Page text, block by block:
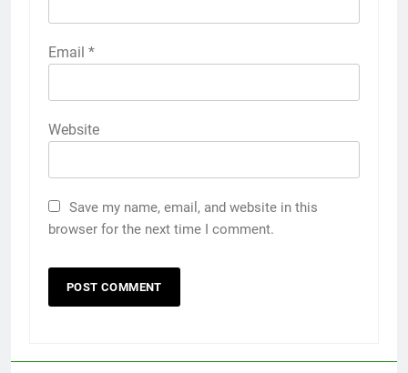
Email *
Website
Save my name, email, and website in this
browser for the next time I comment.